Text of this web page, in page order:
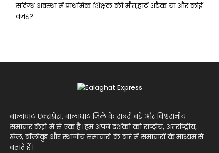
संदिग्ध अवस्था में प्राथमिक शिक्षक की मौत,हार्ट अटैक या और कोई
वजह?
बालाघाट एक्सप्रेस, बालाघाट जिले के सबसे बड़े और विश्वसनीय
समाचार केंद्रों में से एक है। हम अपने दर्शकों को राष्ट्रीय, अंतर्राष्ट्रीय,
खेल, बॉलीवुड और स्थानीय समाचारों के बारे में समाचारों के माध्यम से
बताते हैं।